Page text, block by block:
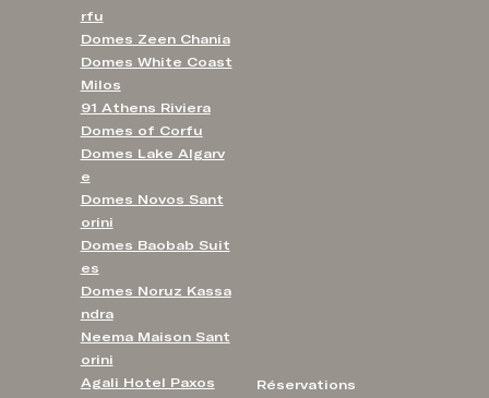
Réservations
rfu
Domes Zeen Chania
Domes White Coast
Milos
91 Athens Riviera
Domes of Corfu
Domes Lake Algarv
e
Domes Novos Sant
orini
Domes Baobab Suit
es
Domes Noruz Kassa
ndra
Neema Maison Sant
orini
Agali Hotel Paxos